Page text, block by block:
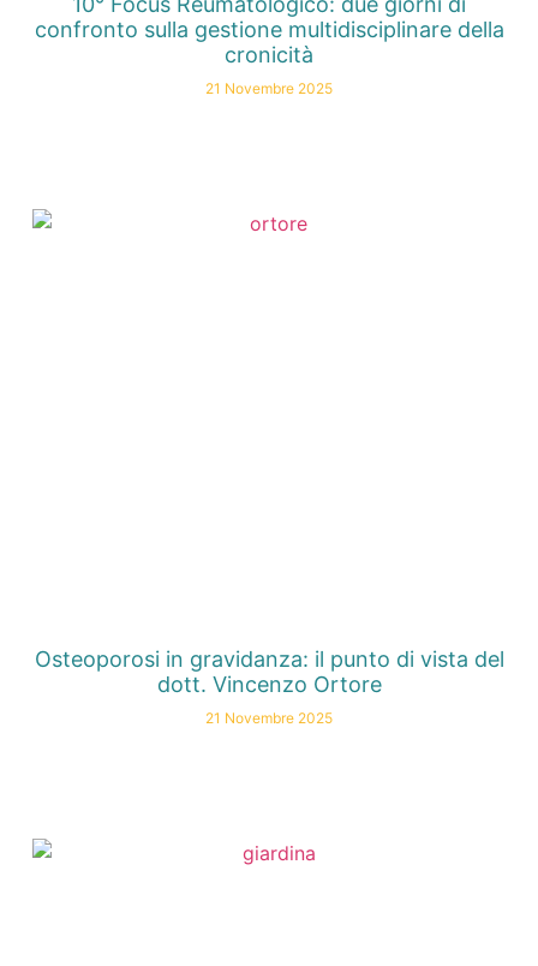
confronto sulla gestione multidisciplinare della
cronicità
21 Novembre 2025
Osteoporosi in gravidanza: il punto di vista del
dott. Vincenzo Ortore
21 Novembre 2025